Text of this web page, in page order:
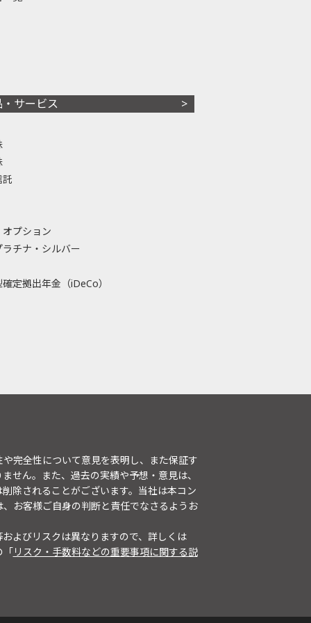
・サービス
託
プション
ラチナ・シルバー
定拠出年金（iDeCo）
完全性について意見を表明し、また保証す
せん。また、過去の実績や予想・意見は、
除されることがございます。当社は本コン
お客様ご自身の判断と責任でなさるようお
よびリスクは異なりますので、詳しくは
「リスク・手数料などの重要事項に関する説